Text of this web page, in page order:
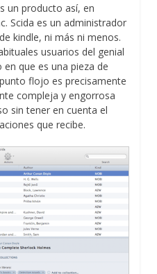
un producto así, en
Scida es un administrador
kindle, ni más ni menos.
usuarios del genial
que es una pieza de
flojo es precisamente
compleja y engorrosa
sin tener en cuenta el
que recibe.